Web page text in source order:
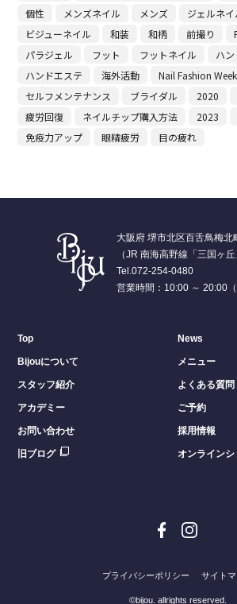
個性
メンズネイル メンズ ジェルネイ
ビジューネイル
和装 和柄 前撮り
パラジェル
フット フットネイル
ハ
ハンドエステ
海外活動 Nail Fashion Week
セルフメンテナンス
ブライダル 2020
疲労回復
ネイルチップ購入方法 2023
免疫力アップ
眼精疲労 目の疲れ
大阪府 堺市北区百舌鳥梅北
（JR 南海高野線「三国ヶ
Tel.072-254-0480
営業時間：10:00 ～ 20:00（
Top News
Bijouについて メニュー
スタッフ紹介 よくある質問
アカデミー ご予約
お問い合わせ 採用情報
旧ブログ オンラインシ
プライバシーポリシー サイト
©bijou. allrights reserved.